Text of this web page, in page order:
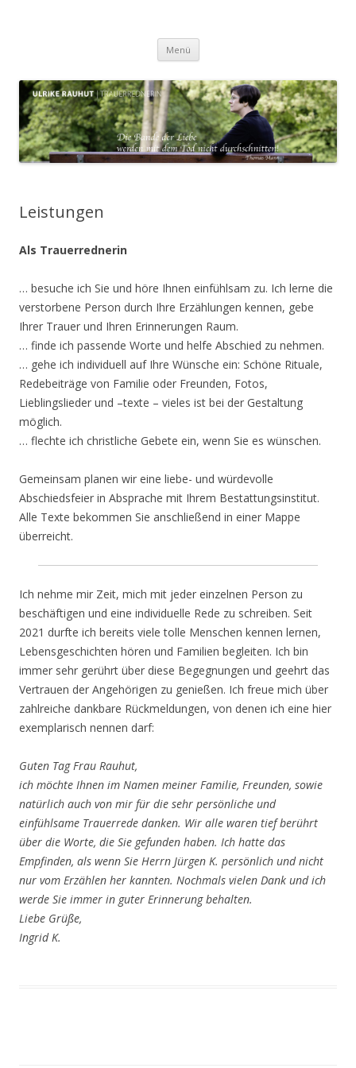
Menü Zum
springen
Leistungen
Als Trauerrednerin
… besuche ich Sie und höre Ihnen einfühlsam zu. Ich lerne die
verstorbene Person durch Ihre Erzählungen kennen, gebe
Ihrer Trauer und Ihren Erinnerungen Raum.
… finde ich passende Worte und helfe Abschied zu nehmen.
… gehe ich individuell auf Ihre Wünsche ein: Schöne Rituale,
Redebeiträge von Familie oder Freunden, Fotos,
Lieblingslieder und –texte – vieles ist bei der Gestaltung
möglich.
… flechte ich christliche Gebete ein, wenn Sie es wünschen.
Gemeinsam planen wir eine liebe- und würdevolle
Abschiedsfeier in Absprache mit Ihrem Bestattungsinstitut.
Alle Texte bekommen Sie anschließend in einer Mappe
überreicht.
Ich nehme mir Zeit, mich mit jeder einzelnen Person zu
beschäftigen und eine individuelle Rede zu schreiben. Seit
2021 durfte ich bereits viele tolle Menschen kennen lernen,
Lebensgeschichten hören und Familien begleiten. Ich bin
immer sehr gerührt über diese Begegnungen und geehrt das
Vertrauen der Angehörigen zu genießen. Ich freue mich über
zahlreiche dankbare Rückmeldungen, von denen ich eine hier
exemplarisch nennen darf:
Guten Tag Frau Rauhut,
ich möchte Ihnen im Namen meiner Familie, Freunden, sowie
natürlich auch von mir für die sehr persönliche und
einfühlsame Trauerrede danken. Wir alle waren tief berührt
über die Worte, die Sie gefunden haben. Ich hatte das
Empfinden, als wenn Sie Herrn Jürgen K. persönlich und nicht
nur vom Erzählen her kannten. Nochmals vielen Dank und ich
werde Sie immer in guter Erinnerung behalten.
Liebe Grüße,
Ingrid K.